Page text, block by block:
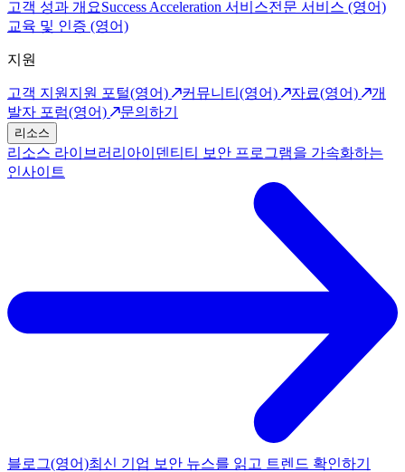
고객 성과 개요Success Acceleration 서비스전문 서비스 (영어)
교육 및 인증 (영어)
지원
고객 지원 지원 포털(영어) 커뮤니티(영어) 자료(영어)
개
발자 포럼(영어)
문의하기
리소스
리소스 라이브러리 아이덴티티 보안 프로그램을 가속화하는
인사이트
블로그(영어)최신 기업 보안 뉴스를 읽고 트렌드 확인하기